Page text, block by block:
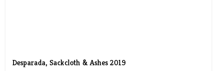
Desparada, Sackcloth & Ashes 2019